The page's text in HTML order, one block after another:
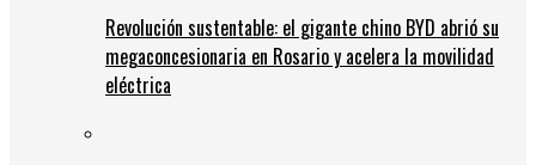
Revolución sustentable: el gigante chino BYD abrió su
megaconcesionaria en Rosario y acelera la movilidad
eléctrica